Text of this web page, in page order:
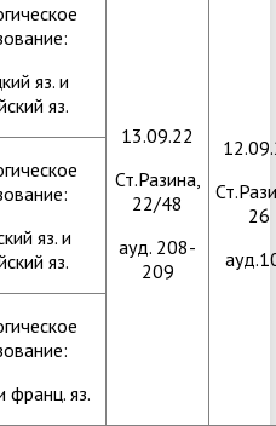
яз. и
яз.
13.09.22
Ст.Разина,
22/48
ауд. 208-
209
26
яз. и
яз.
франц. яз.